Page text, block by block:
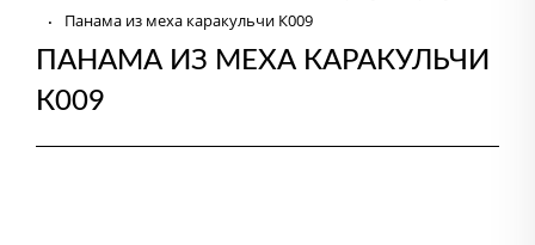
. Панама из меха каракульчи К009
ПАНАМА ИЗ МЕХА КАРАКУЛЬЧИ
К009